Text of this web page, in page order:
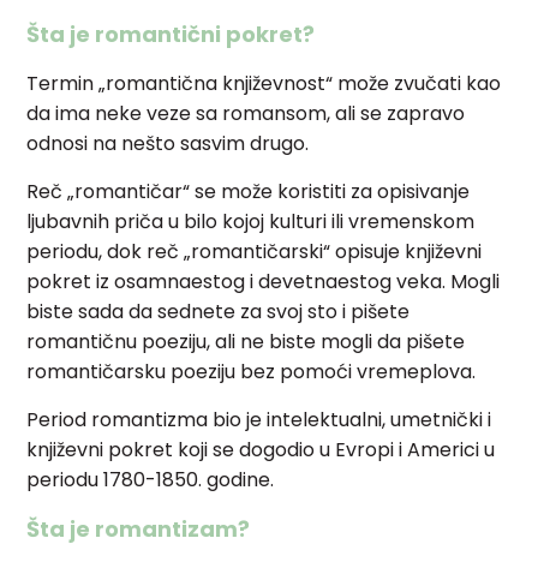
Šta je romantični pokret?
Termin „romantična književnost“ može zvučati kao
da ima neke veze sa romansom, ali se zapravo
odnosi na nešto sasvim drugo.
Reč „romantičar“ se može koristiti za opisivanje
ljubavnih priča u bilo kojoj kulturi ili vremenskom
periodu, dok reč „romantičarski“ opisuje književni
pokret iz osamnaestog i devetnaestog veka. Mogli
biste sada da sednete za svoj sto i pišete
romantičnu poeziju, ali ne biste mogli da pišete
romantičarsku poeziju bez pomoći vremeplova.
Period romantizma bio je intelektualni, umetnički i
književni pokret koji se dogodio u Evropi i Americi u
periodu 1780-1850. godine.
Šta je romantizam?